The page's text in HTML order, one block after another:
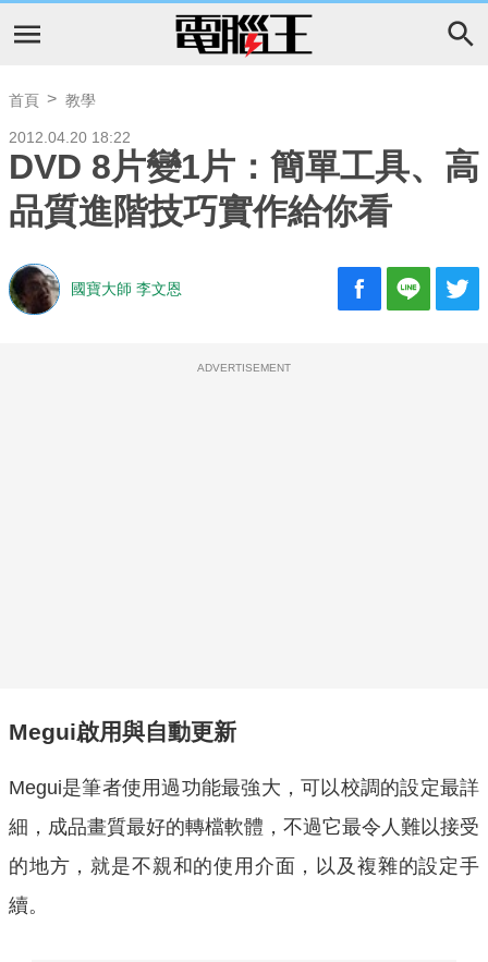
首頁 教學
2012.04.20 18:22
DVD 8片變1片：簡單工具、高
品質進階技巧實作給你看
國寶大師 李文恩
ADVERTISEMENT
Megui啟用與自動更新
Megui是筆者使用過功能最強大，可以校調的設定最詳
細，成品畫質最好的轉檔軟體，不過它最令人難以接受
的地方，就是不親和的使用介面，以及複雜的設定手
續。